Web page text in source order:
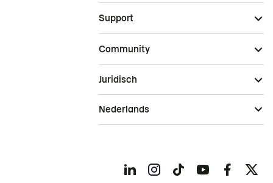
Support
Community
Juridisch
Nederlands